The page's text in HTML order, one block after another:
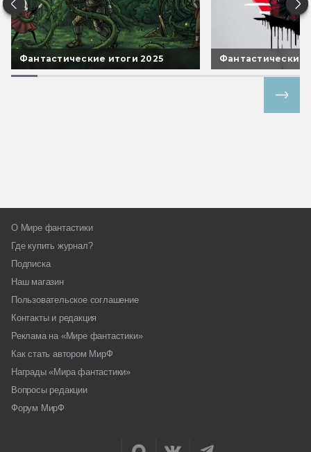
Фантастические итоги 2025 Фантастические
О Мире фантастики
Где купить журнал?
Подписка
Наш магазин
Пользовательское соглашение
Контакты и редакция
Реклама на «Мире фантастики»
Как стать автором МирФ
Награды «Мира фантастики»
Вопросы редакции
Форум МирФ